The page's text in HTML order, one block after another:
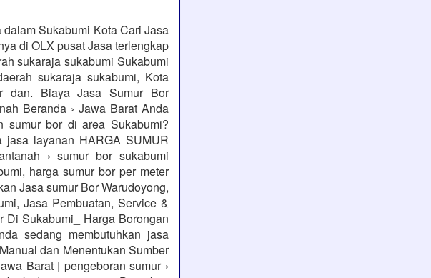
Sukabumi Kota Cari Jasa
di OLX pusat Jasa terlengkap
sukaraja sukabumi Sukabumi
sukaraja sukabumi, Kota
dan. Biaya Jasa Sumur Bor
Beranda › Jawa Barat Anda
sumur bor di area Sukabumi?
jasa layanan HARGA SUMUR
› sumur bor sukabumi
harga sumur bor per meter
Jasa sumur Bor Warudoyong,
Jasa Pembuatan, Service &
Di Sukabumi_ Harga Borongan
sedang membutuhkan jasa
dan Menentukan Sumber
Barat | pengeboran sumur ›